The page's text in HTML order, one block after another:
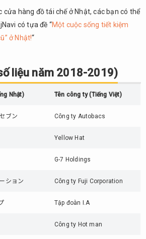
cửa hàng đồ tái chế ở Nhật, các bạn có thể
có tựa đề “Một cuộc sống tiết kiệm
ở Nhật!“
liệu năm 2018-2019)
Nhật) Tên công ty (Tiếng Việt)
ブン Công ty Autobacs
Yellow Hat
G-7 Holdings
ション Công ty Fuji Corporation
Tập đoàn I.A
Công ty Hot man